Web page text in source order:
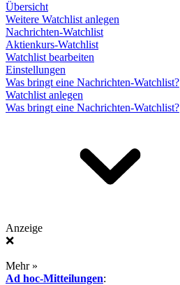
Übersicht
Weitere Watchlist anlegen
Nachrichten-Watchlist
Aktienkurs-Watchlist
Watchlist bearbeiten
Einstellungen
Was bringt eine Nachrichten-Watchlist?
Watchlist anlegen
Was bringt eine Nachrichten-Watchlist?
Anzeige
❌
Mehr »
Ad hoc-Mitteilungen: